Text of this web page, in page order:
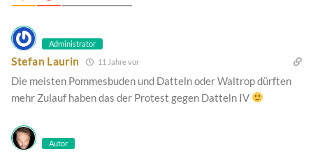
Administrator
Stefan Laurin 11 Jahre vor
Die meisten Pommesbuden und Datteln oder Waltrop dürften
mehr Zulauf haben das der Protest gegen Datteln IV
Autor